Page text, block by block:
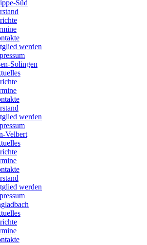
Süd
werden
Solingen
werden
Velbert
werden